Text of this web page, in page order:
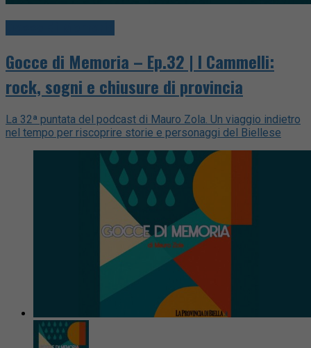
Gocce di Memoria – Ep.32 | I Cammelli:
rock, sogni e chiusure di provincia
La 32ª puntata del podcast di Mauro Zola. Un viaggio indietro
nel tempo per riscoprire storie e personaggi del Biellese